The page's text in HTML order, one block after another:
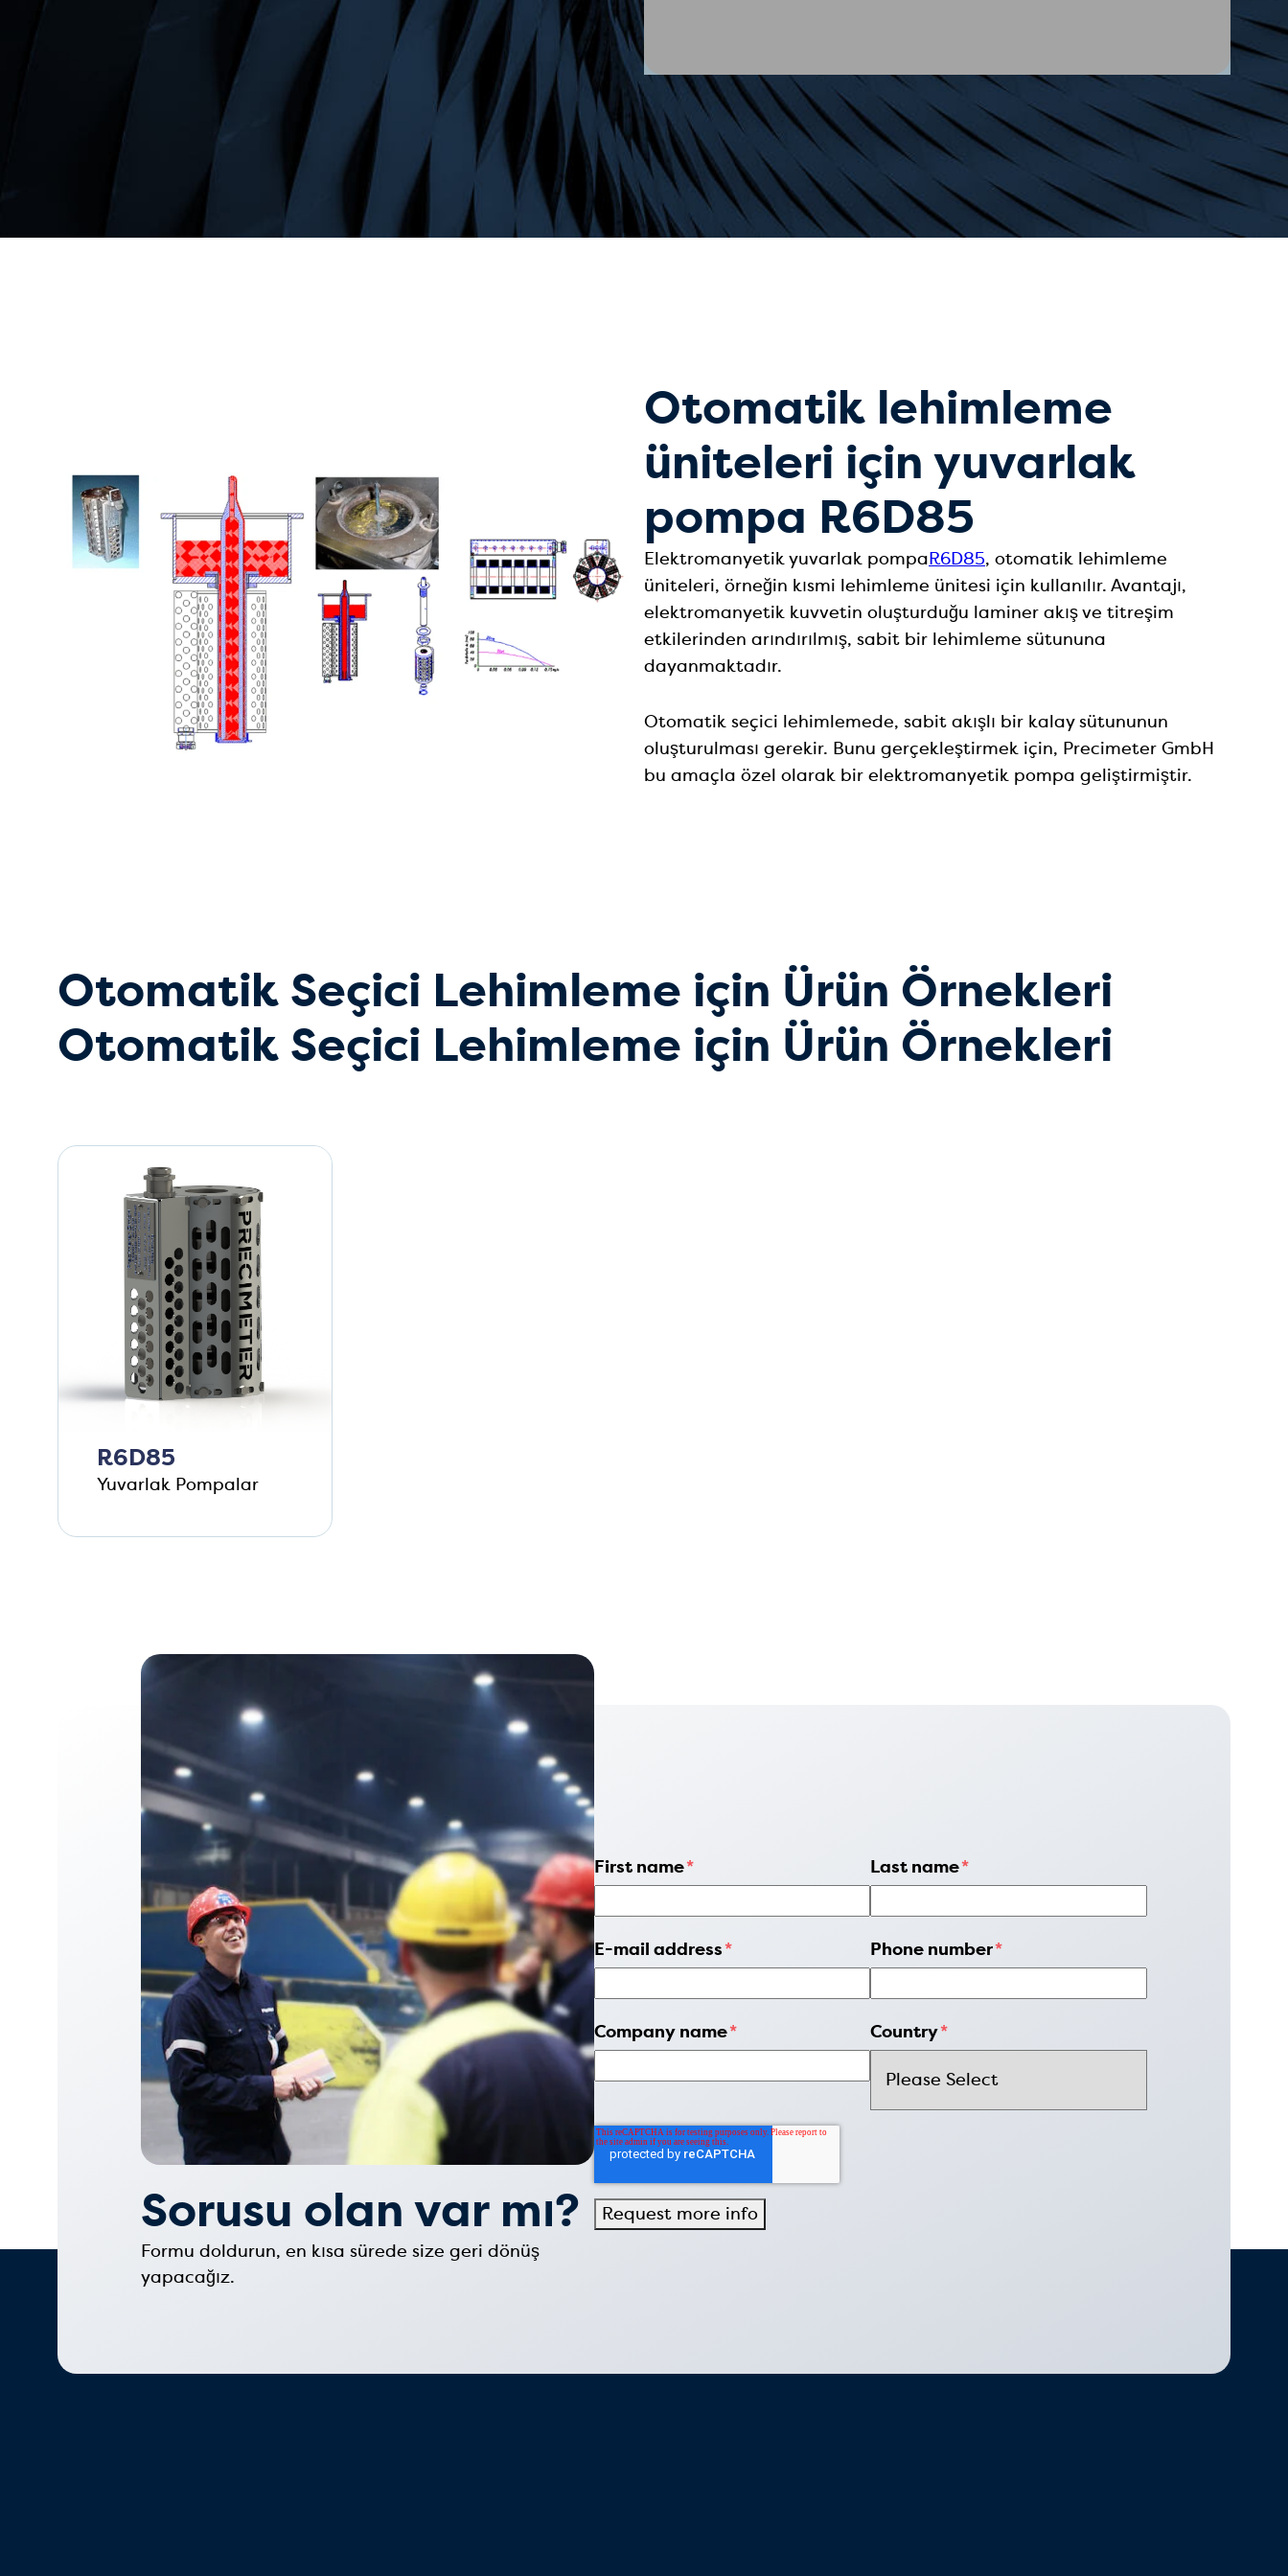
Otomatik lehimleme
üniteleri için yuvarlak
pompa R6D85
Elektromanyetik yuvarlak pompaR6D85, otomatik lehimleme
üniteleri, örneğin kısmi lehimleme ünitesi için kullanılır. Avantajı,
elektromanyetik kuvvetin oluşturduğu laminer akış ve titreşim
etkilerinden arındırılmış, sabit bir lehimleme sütununa
dayanmaktadır.
Otomatik seçici lehimlemede, sabit akışlı bir kalay sütununun
oluşturulması gerekir. Bunu gerçekleştirmek için, Precimeter GmbH
bu amaçla özel olarak bir elektromanyetik pompa geliştirmiştir.
Otomatik Seçici Lehimleme için Ürün Örnekleri
Otomatik Seçici Lehimleme için Ürün Örnekleri
R6D85
Yuvarlak Pompalar
Sorusu olan var mı?
Formu doldurun, en kısa sürede size geri dönüş
yapacağız.
First name* Last name*
E-mail address* Phone number*
Company name* Country*